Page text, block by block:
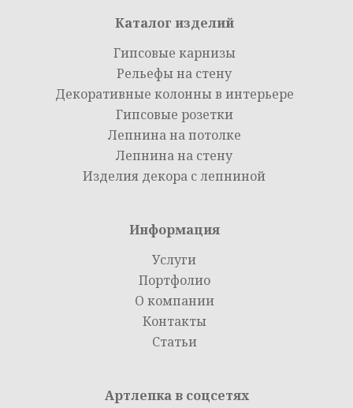
Каталог изделий
Гипсовые карнизы
Рельефы на стену
Декоративные колонны в интерьере
Гипсовые розетки
Лепнина на потолке
Лепнина на стену
Изделия декора с лепниной
Информация
Услуги
Портфолио
О компании
Контакты
Статьи
Артлепка в соцсетях